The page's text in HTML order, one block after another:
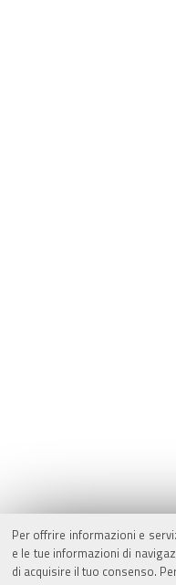
Per offrire informazioni e
e le tue informazioni di
di acquisire il tuo consenso.